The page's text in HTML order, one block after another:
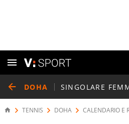
DOHA SINGOLARE
TENNIS DOHA CALENDARIO E